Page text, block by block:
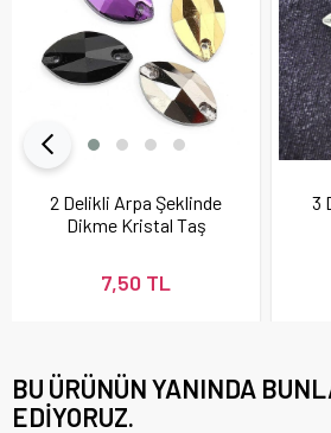
2 Delikli Arpa Şeklinde
Dikme Kristal Taş
7,50 TL
3
BU ÜRÜNÜN YANINDA
EDIYORUZ.